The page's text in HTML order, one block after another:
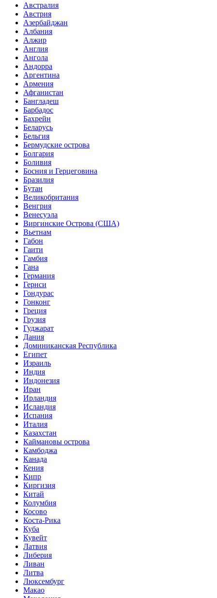
Австралия
Австрия
Азербайджан
Албания
Алжир
Англия
Ангола
Андорра
Аргентина
Армения
Афганистан
Бангладеш
Барбадос
Бахрейн
Беларусь
Бельгия
Бермудские острова
Болгария
Боливия
Босния и Герцеговина
Бразилия
Бутан
Великобритания
Венгрия
Венесуэла
Виргинские Острова (США)
Вьетнам
Габон
Гаити
Гамбия
Гана
Германия
Гернси
Гондурас
Гонконг
Греция
Грузия
Гуджарат
Дания
Доминиканская Республика
Египет
Израиль
Индия
Индонезия
Иран
Ирландия
Исландия
Испания
Италия
Казахстан
Каймановы острова
Камбоджа
Канада
Кения
Кипр
Киргизия
Китай
Колумбия
Косово
Коста-Рика
Куба
Кувейт
Латвия
Либерия
Ливан
Литва
Люксембург
Макао